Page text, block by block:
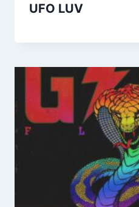
UFO LUV